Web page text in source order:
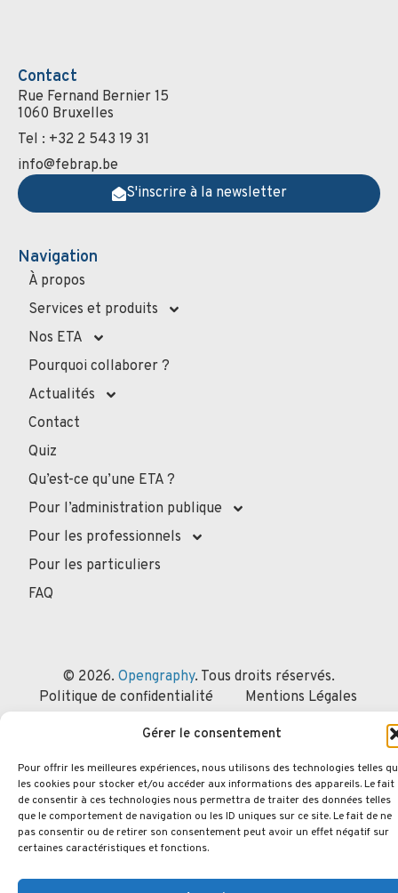
Gérer le consentement
Pour offrir les meilleures expériences, nous utilisons des technologies telles
les cookies pour stocker et/ou accéder aux informations des appareils. Le fait
de consentir à ces technologies nous permettra de traiter des données telles
que le comportement de navigation ou les ID uniques sur ce site. Le fait de ne
pas consentir ou de retirer son consentement peut avoir un effet négatif sur
certaines caractéristiques et fonctions.
Navigation
À propos
Services et produits
Nos ETA
Pourquoi collaborer ?
Actualités
Contact
Quiz
Qu’est-ce qu’une ETA ?
Pour l’administration publique
Pour les professionnels
Pour les particuliers
FAQ
Contact
Rue Fernand Bernier 15
1060 Bruxelles
Tel : +32 2 543 19 31
info@febrap.be
S'inscrire à la newsletter
© 2026. Opengraphy. Tous droits réservés.
Politique de confidentialité
Mentions Légales